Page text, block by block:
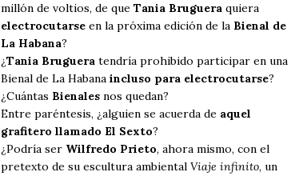
millón de voltios, de que Tania Bruguera quiera
electrocutarse en la próxima edición de la Bienal de
La Habana?
¿Tania Bruguera tendría prohibido participar en una
Bienal de La Habana incluso para electrocutarse?
¿Cuántas Bienales nos quedan?
Entre paréntesis, ¿alguien se acuerda de aquel
grafitero llamado El Sexto?
¿Podría ser Wilfredo Prieto, ahora mismo, con el
pretexto de su escultura ambiental Viaje infinito, un